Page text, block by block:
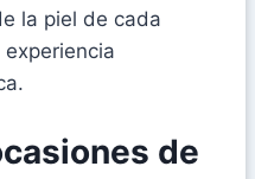
la piel de cada
de